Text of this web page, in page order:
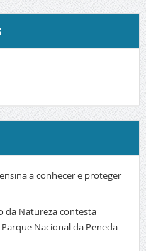
a conhecer e proteger
da Natureza contesta
Nacional da Peneda-